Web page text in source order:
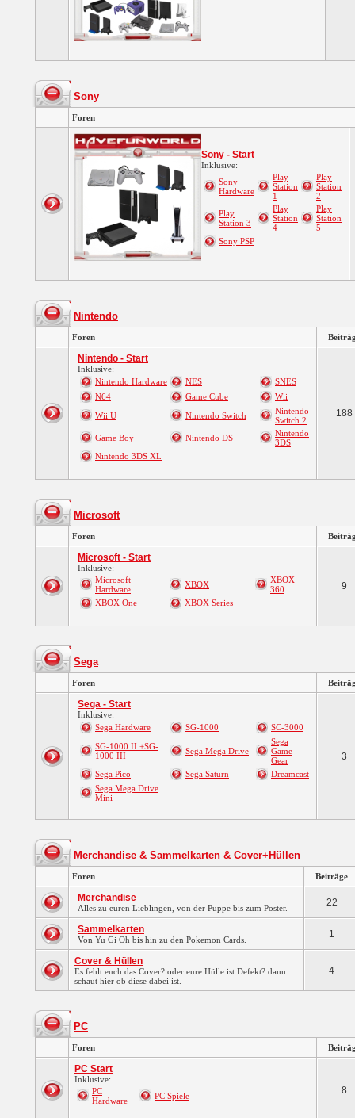
Sony
Foren
Sony - Start
Inklusive:
Sony
Hardware
Play
Station
1
Play
Station
2
Play
Station 3
Play
Station
4
Play
Station
5
Sony PSP
Nintendo
Foren
Nintendo - Start
Inklusive:
Nintendo Hardware
NES
SNES
N64
Game Cube
Wii
Wii U
Nintendo Switch
Nintendo
Switch 2
Game Boy
Nintendo DS
Nintendo
3DS
Nintendo 3DS XL
188
Microsoft
Foren
Microsoft - Start
Inklusive:
Microsoft
Hardware
XBOX
XBOX
360
XBOX One
XBOX Series
9
Sega
Foren
Sega - Start
Inklusive:
Sega Hardware
SG-1000
SC-3000
SG-1000 II +SG-
1000 III
Sega Mega Drive
Sega
Game
Gear
Sega Pico
Sega Saturn
Dreamcast
Sega Mega Drive
Mini
3
Merchandise & Sammelkarten & Cover+Hüllen
Foren Beiträge
Merchandise
Alles zu euren Lieblingen, von der Puppe bis zum Poster. 22
Sammelkarten
Von Yu Gi Oh bis hin zu den Pokemon Cards. 1
Cover & Hüllen
Es fehlt euch das Cover? oder eure Hülle ist Defekt? dann
schaut hier ob diese dabei ist.
4
PC
Foren
PC Start
Inklusive:
PC
Hardware
PC Spiele 8